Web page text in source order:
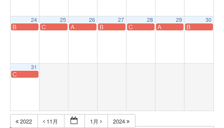
24
B
25
C
26
A
27
B
28
C
29
A
30
B
31
C
2022 11月 1月
2024